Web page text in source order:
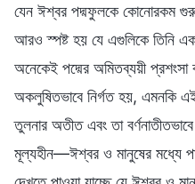
যেন ঈশ্বর পদ্মফুলকে কোনোরকম
আরও স্পষ্ট হয় যে এগুলিকে তিনি এক
অনেকেই পদ্মের অমিতব্যয়ী প্রশংসা
অকলুষিতভাবে নির্গত হয়, এমনকি
তুলনার অতীত এবং তা
মূল্যহীন—ঈশ্বর ও মানুষের মধ্যে